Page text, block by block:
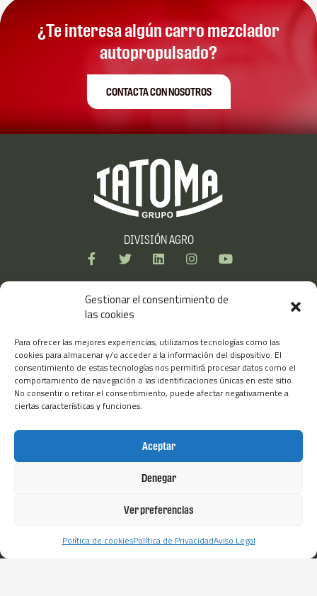
Gestionar el consentimiento de
las cookies
Para ofrecer las mejores experiencias, utilizamos tecnologías como las
cookies para almacenar y/o acceder a la información del dispositivo. El
consentimiento de estas tecnologías nos permitirá procesar datos como el
comportamiento de navegación o las identificaciones únicas en este sitio.
No consentir o retirar el consentimiento, puede afectar negativamente a
ciertas características y funciones.
Aceptar
Denegar
Ver preferencias
Política de cookiesPolítica de PrivacidadAviso Legal
¿Te interesa algún carro mezclador
autopropulsado?
CONTACTA CON NOSOTROS
DIVISIÓN AGRO
F
a
c
e
b
o
k
-
f
T
w
i
t
e
L
i
n
e
n
I
n
s
t
a
a
m
Y
o
u
u
Grupo Tatoma Apdo. de correos nº 15 22400 Monzón
(Huesca)
+34 974 401 336
Fax: (+34) 974 400 670
info@grupotatoma.com
TatomaAMERICA
OTROS ENLACES
Aviso Legal
Política de cookies